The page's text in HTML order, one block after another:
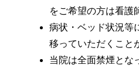
をご希望の方は看護
病状・ベッド状況等
移っていただくこと
当院は全面禁煙とな